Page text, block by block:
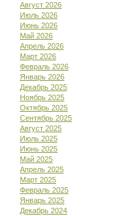
Август 2026
Июль 2026
Июнь 2026
Май 2026
Апрель 2026
Март 2026
Февраль 2026
Январь 2026
Декабрь 2025
Ноябрь 2025
Октябрь 2025
Сентябрь 2025
Август 2025
Июль 2025
Июнь 2025
Май 2025
Апрель 2025
Март 2025
Февраль 2025
Январь 2025
Декабрь 2024